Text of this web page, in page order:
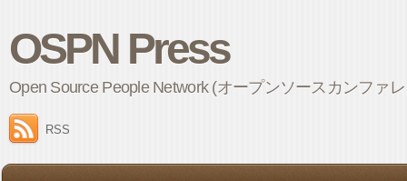
OSPN Press
Open Source People Network (オープンソースカンファ
RSS